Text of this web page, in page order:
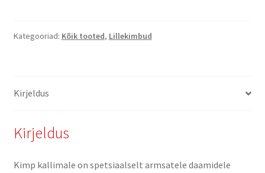
Kategooriad: Kõik tooted, Lillekimbud
Kirjeldus
Kirjeldus
Kimp kallimale on spetsiaalselt armsatele daamidele